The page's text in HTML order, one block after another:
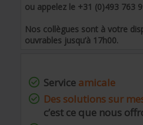
ou appelez le +31 (0)493 763
Nos collègues sont à votre
ouvrables jusqu’à 17h00.
Service amicale
Des solutions sur
c’est ce que nous